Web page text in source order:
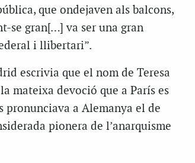
que ondejaven als balcons,
se gran[…] va ser una gran
i llibertari”.
escrivia que el nom de Teresa
mateixa devoció que a París es
pronunciava a Alemanya el de
pionera de l’anarquisme